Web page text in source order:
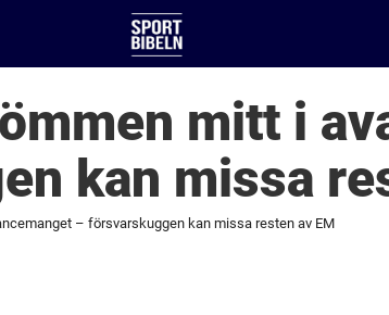
mitt i
kan missa
– försvarskuggen kan missa resten av EM